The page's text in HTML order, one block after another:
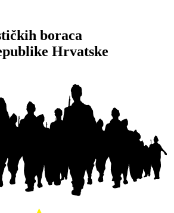
boraca
Hrvatske